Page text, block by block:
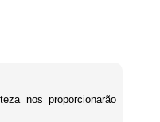
nos proporcionarão